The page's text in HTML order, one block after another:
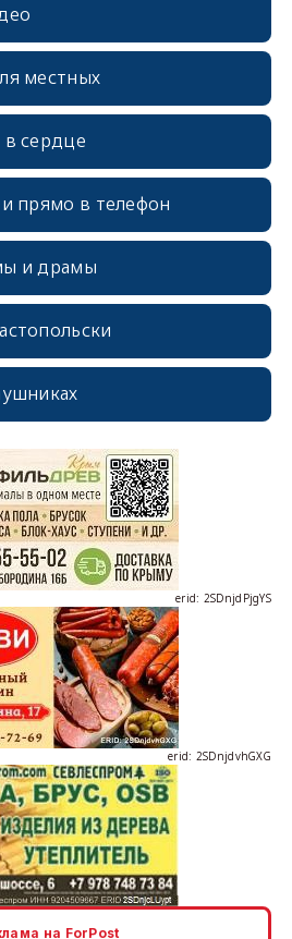
местных
в сердце
прямо в телефон
и драмы
erid: 2SDnjdPjgYS
erid: 2SDnjdvhGXG
erid: 2SDnjcLUypt
на ForPost